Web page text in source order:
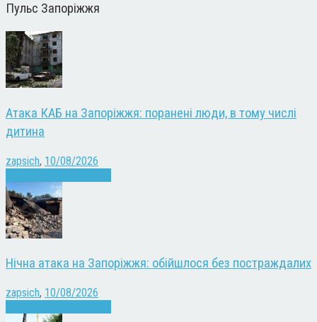
Пульс Запоріжжя
Атака КАБ на Запоріжжя: поранені люди, в тому числі
дитина
zapsich, 10/08/2026
Нічна атака на Запоріжжя: обійшлося без постраждалих
zapsich, 10/08/2026